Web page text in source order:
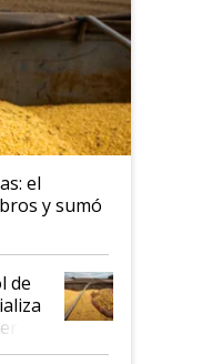
el
y sumó
de
la